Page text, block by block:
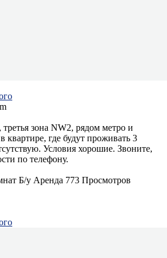
зона NW2, рядом метро и
квартире, где будут проживать 3
Условия хорошие. Звоните,
по телефону.
Б/у Аренда 773 Просмотров